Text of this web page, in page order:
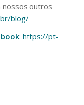
nossos outros
blog/
: https://pt-